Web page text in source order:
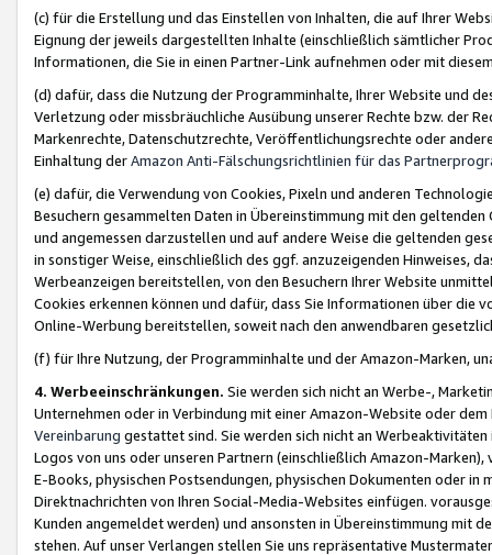
(c) für die Erstellung und das Einstellen von Inhalten, die auf Ihrer
Eignung der jeweils dargestellten Inhalte (einschließlich sämtlicher
Informationen, die Sie in einen Partner-Link aufnehmen oder mit
(d) dafür, dass die Nutzung der Programminhalte, Ihrer Website und
Verletzung oder missbräuchliche Ausübung unserer Rechte bzw. der
Markenrechte, Datenschutzrechte, Veröffentlichungsrechte oder
Einhaltung derAmazon Anti-Fälschungsrichtlinien für das
(e) dafür, die Verwendung von Cookies, Pixeln und anderen
Besuchern gesammelten Daten in Übereinstimmung mit den
und angemessen darzustellen und auf andere Weise die geltenden
in sonstiger Weise, einschließlich des ggf. anzuzeigenden Hinweises,
Werbeanzeigen bereitstellen, von den Besuchern Ihrer Website
Cookies erkennen können und dafür, dass Sie Informationen über die
Online-Werbung bereitstellen, soweit nach den anwendbaren
(f) für Ihre Nutzung, der Programminhalte und der Amazon-Marken,
4. Werbeeinschränkungen. Sie werden sich nicht an Werbe-,
Unternehmen oder in Verbindung mit einer Amazon-Website oder
Vereinbarung gestattet sind. Sie werden sich nicht an
Logos von uns oder unseren Partnern (einschließlich Amazon-
E-Books, physischen Postsendungen, physischen Dokumenten oder in
Direktnachrichten von Ihren Social-Media-Websites einfügen.
Kunden angemeldet werden) und ansonsten in Übereinstimmung mit
stehen. Auf unser Verlangen stellen Sie uns repräsentative